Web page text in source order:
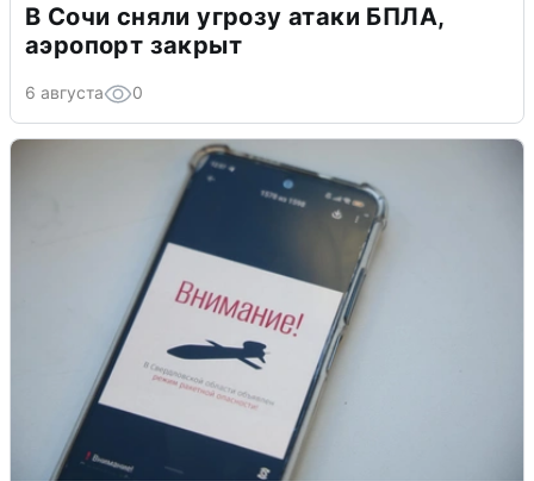
В Сочи сняли угрозу атаки БПЛА,
аэропорт закрыт
6 августа 0